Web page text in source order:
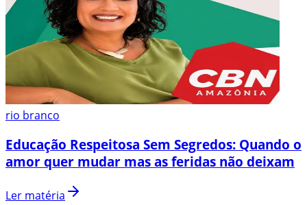
rio branco
Educação Respeitosa Sem Segredos: Quando o
amor quer mudar mas as feridas não deixam
Ler matéria